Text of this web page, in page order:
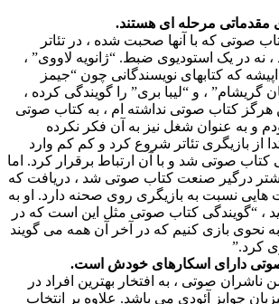
مقدماتی مرحله ای هستند.
صوتی که با آنها صحبت شده ، در تئاتر
، نه در یک استودیوی ضبط. “ژانویه لاووی” ،
که کتابهای نویسندگانی چون “جیمز
گریشام” ، و “لیبا بری” را گویندگی کرده ،
کتاب صوتی نداشته ام ، به کتاب صوتی
و به عنوان شغل نیز به آن فکر نکرده
از بازیگری تئاتر شروع کرد و کم کم وارد
کتاب صوتی شد و با آن ارتباط برقرار کرد. اما
درگیر صنعت کتاب صوتی شد ، دریافت که
هایی نسبت به بازیگری روی صحنه دارد. او به
، “گویندگی کتاب صوتی مثل این است که در
نحوی بازی کنیم که در آخر آن همه می گویند
کرد.”
دارای اسکارهای خودش است.
ناشران صوتی ، به افتخار بهترین افراد در
جوایز آئودی می باشد. علاوه بر انتخاب